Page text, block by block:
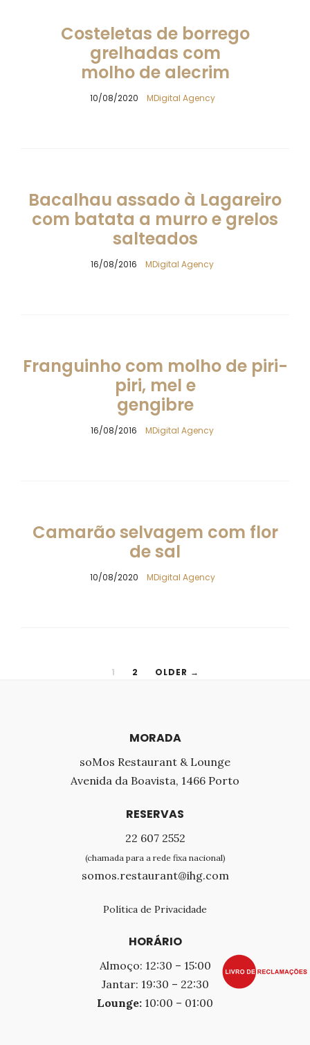
Costeletas de borrego
grelhadas com
molho de alecrim
10/08/2020 MDigital Agency
Bacalhau assado à Lagareiro
com batata a murro e grelos
salteados
16/08/2016 MDigital Agency
Franguinho com molho de piri-
piri, mel e
gengibre
16/08/2016 MDigital Agency
Camarão selvagem com flor
de sal
10/08/2020 MDigital Agency
1 2 OLDER →
MORADA
soMos Restaurant & Lounge
Avenida da Boavista, 1466 Porto
RESERVAS
22 607 2552
(chamada para a rede fixa nacional)
somos.restaurant@ihg.com
Política de Privacidade
HORÁRIO
Almoço: 12:30 – 15:00
Jantar: 19:30 – 22:30
Lounge: 10:00 – 01:00